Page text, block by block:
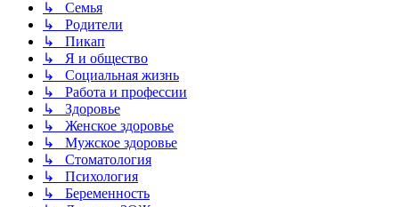
↳ Семья
↳ Родители
↳ Пикап
↳ Я и общество
↳ Социальная жизнь
↳ Работа и профессии
↳ Здоровье
↳ Женское здоровье
↳ Мужское здоровье
↳ Стоматология
↳ Психология
↳ Беременность